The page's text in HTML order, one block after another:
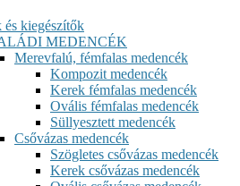
és kiegészítők
MEDENCÉK
Merevfalú, fémfalas medencék
Kompozit medencék
Kerek fémfalas medencék
Ovális fémfalas medencék
Süllyesztett medencék
Csővázas medencék
Szögletes csővázas medencék
Kerek csővázas medencék